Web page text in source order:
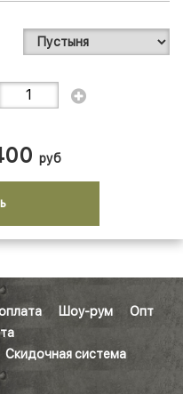
руб
Шоу-рум
Опт
Скидочная система